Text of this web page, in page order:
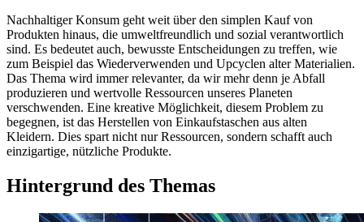
Nachhaltiger Konsum geht weit über den simplen Kauf von
Produkten hinaus, die umweltfreundlich und sozial verantwortlich
sind. Es bedeutet auch, bewusste Entscheidungen zu treffen, wie
zum Beispiel das Wiederverwenden und Upcyclen alter Materialien.
Das Thema wird immer relevanter, da wir mehr denn je Abfall
produzieren und wertvolle Ressourcen unseres Planeten
verschwenden. Eine kreative Möglichkeit, diesem Problem zu
begegnen, ist das Herstellen von Einkaufstaschen aus alten
Kleidern. Dies spart nicht nur Ressourcen, sondern schafft auch
einzigartige, nützliche Produkte.
Hintergrund des Themas